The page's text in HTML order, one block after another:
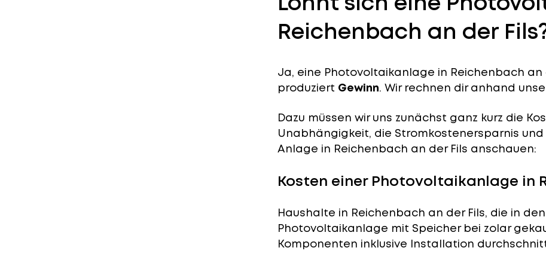
Reichenbach an der
Ja, eine Photovoltaikanlage in Reichenbach an
produziert Gewinn. Wir rechnen dir anhand
Dazu müssen wir uns zunächst ganz kurz die
Unabhängigkeit, die Stromkostenersparnis
Anlage in Reichenbach an der Fils anschauen:
Kosten einer Photovoltaikanlage in
Haushalte in Reichenbach an der Fils, die in
Photovoltaikanlage mit Speicher bei zolar
Komponenten inklusive Installation